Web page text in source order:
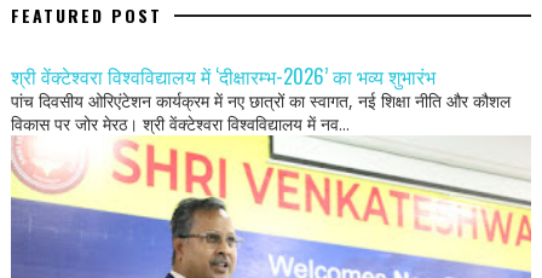
FEATURED POST
श्री वेंक्टेश्वरा विश्वविद्यालय में ‘दीक्षारम्भ-2026’ का भव्य शुभारंभ
पांच दिवसीय ओरिएंटेशन कार्यक्रम में नए छात्रों का स्वागत, नई शिक्षा नीति और कौशल
विकास पर जोर मेरठ। श्री वेंक्टेश्वरा विश्वविद्यालय में नव...